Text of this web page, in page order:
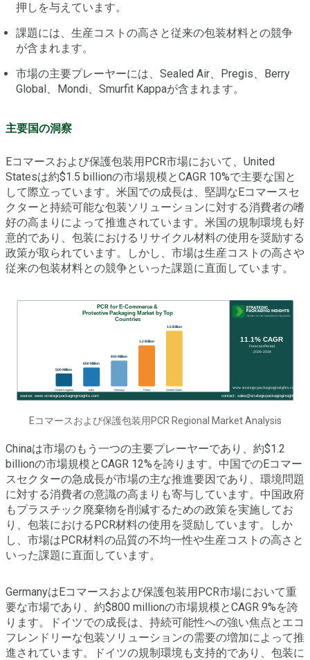
押しを与えています。
課題には、生産コストの高さと従来の包装材料との競争
が含まれます。
市場の主要プレーヤーには、Sealed Air、Pregis、Berry
Global、Mondi、Smurfit Kappaが含まれます。
主要国の洞察
Eコマースおよび保護包装用PCR市場において、United
Statesは約$1.5 billionの市場規模とCAGR 10%で主要な国と
して際立っています。米国での成長は、堅調なEコマースセ
クターと持続可能な包装ソリューションに対する消費者の嗜
好の高まりによって推進されています。米国の規制環境も好
意的であり、包装におけるリサイクル材料の使用を奨励する
政策が取られています。しかし、市場は生産コストの高さや
従来の包装材料との競争といった課題に直面しています。
Eコマースおよび保護包装用PCR Regional Market Analysis
Chinaは市場のもう一つの主要プレーヤーであり、約$1.2
billionの市場規模とCAGR 12%を誇ります。中国でのEコマー
スセクターの急成長が市場の主な推進要因であり、環境問題
に対する消費者の意識の高まりも寄与しています。中国政府
もプラスチック廃棄物を削減するための政策を実施してお
り、包装におけるPCR材料の使用を奨励しています。しか
し、市場はPCR材料の品質の不均一性や生産コストの高さと
いった課題に直面しています。
GermanyはEコマースおよび保護包装用PCR市場において重
要な市場であり、約$800 millionの市場規模とCAGR 9%を誇
ります。ドイツでの成長は、持続可能性への強い焦点とエコ
フレンドリーな包装ソリューションの需要の増加によって推
進されています。ドイツの規制環境も支持的であり、包装に